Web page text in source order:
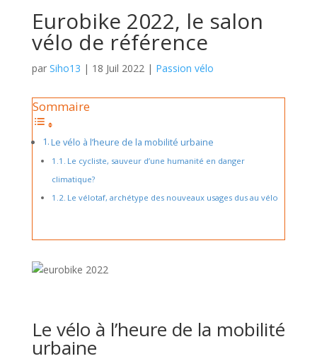
Eurobike 2022, le salon
vélo de référence
par Siho13 | 18 Juil 2022| Passion vélo
Sommaire
Le vélo à l’heure de la mobilité urbaine
Le cycliste, sauveur d’une humanité en danger
climatique?
Le vélotaf, archétype des nouveaux usages dus au vélo
Le vélo à l’heure de la mobilité
urbaine